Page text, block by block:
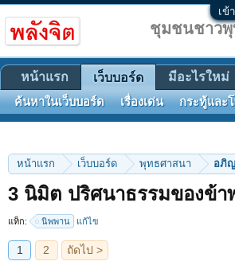
เข้
หน้าแรก เว็บบอร์ด พุทธศาสนา อภิ
3 นิมิต ปริศนาธรรมของข้า
แท็ก: นิพพาน แก้ไข
ชุมชนชาว
หน้าแรก เว็บบอร์ด
ค้นหาในเว็บบอร์ด เรื่องเด่น กระทู้และ
มีอะไรใหม่